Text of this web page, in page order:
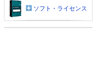
ソフト・ライセンス